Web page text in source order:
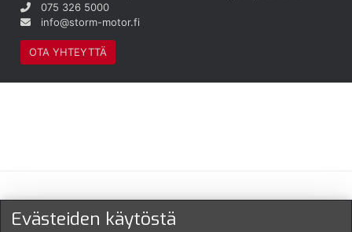
075 326 5000
info@storm-motor.fi
OTA YHTEYTTÄ
Maksu- ja toimitustavat
Evästeiden käytöstä